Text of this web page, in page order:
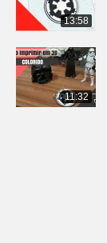
13:58
11:32